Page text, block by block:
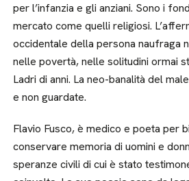
per l’infanzia e gli anziani. Sono i
mercato come quelli religiosi.
occidentale della persona naufraga
nelle povertà, nelle solitudini ormai
Ladri di anni. La neo-banalità del
e non guardate.
Flavio Fusco, è medico e poeta per
conservare memoria di uomini e
speranze civili di cui è stato